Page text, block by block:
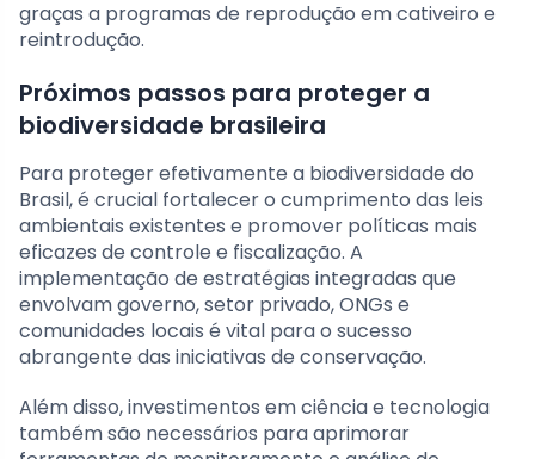
graças a programas de reprodução em cativeiro e
reintrodução.
Próximos passos para proteger a
biodiversidade brasileira
Para proteger efetivamente a biodiversidade do
Brasil, é crucial fortalecer o cumprimento das leis
ambientais existentes e promover políticas mais
eficazes de controle e fiscalização. A
implementação de estratégias integradas que
envolvam governo, setor privado, ONGs e
comunidades locais é vital para o sucesso
abrangente das iniciativas de conservação.
Além disso, investimentos em ciência e tecnologia
também são necessários para aprimorar